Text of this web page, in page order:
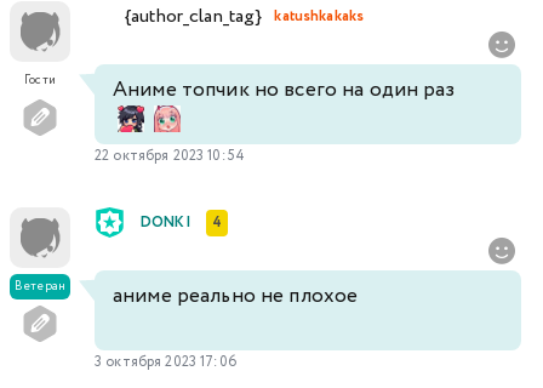
Гости
{author_clan_tag} katushkakaks
Аниме топчик но всего на один раз
22 октября 2023 10:54
Ветеран
DONKI 4
аниме реально не плохое
3 октября 2023 17:06